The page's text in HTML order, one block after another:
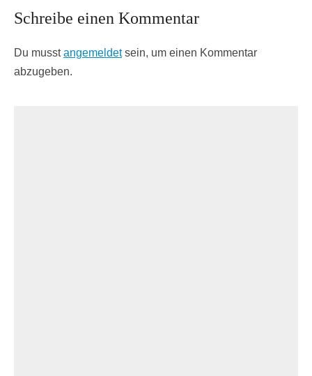
Schreibe einen Kommentar
Du musstangemeldetsein, um einen Kommentar
abzugeben.